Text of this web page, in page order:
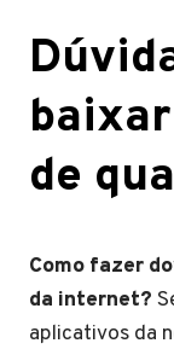
de
Como fazer
da internet?
aplicativos da